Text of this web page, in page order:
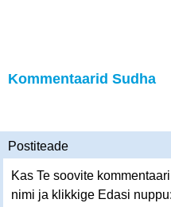
Kommentaarid Sudha
Postiteade
Kas Te soovite
nimi ja klikkige Edasi nuppu: